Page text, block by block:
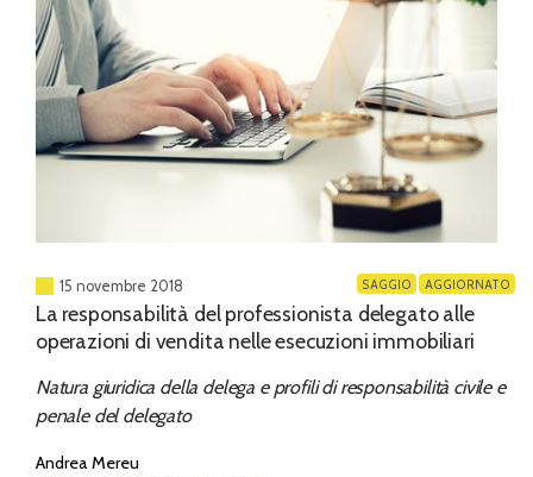
15 novembre 2018 AGGIORNATO
SAGGIO
La responsabilità del professionista delegato alle
operazioni di vendita nelle esecuzioni immobiliari
Natura giuridica della delega e profili di responsabilità civile e
penale del delegato
Andrea Mereu